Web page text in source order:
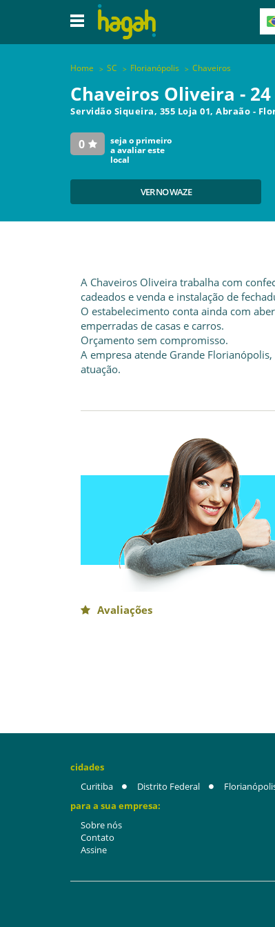
Home SC Florianópolis Chaveiros
Chaveiros Oliveira -
Servidão Siqueira, 355 Loja 01, Abraão -
0
seja o primeiro
a avaliar este
local
VER NO WAZE
A Chaveiros Oliveira trabalha com
cadeados e venda e instalação de
O estabelecimento conta ainda com
emperradas de casas e carros.
Orçamento sem compromisso.
A empresa atende Grande
atuação.
Avaliações
cidades
Curitiba
Distrito Federal
para a sua empresa:
Sobre nós
Contato
Assine